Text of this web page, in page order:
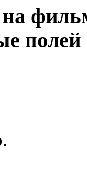
на
полей